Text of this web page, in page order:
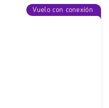
Vuelo con conexión